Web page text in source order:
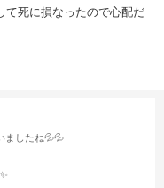
て死に損なったので心配だ
ましたね💦💦